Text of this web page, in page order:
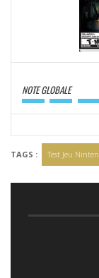
NOTE GLOBALE
TAGS : Test Jeu